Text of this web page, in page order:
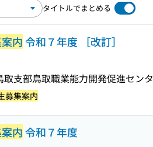
タイトルでまとめる
内令和７年度 ［改訂］
支部鳥取職業能力開発促進セン
募集案内
内令和７年度